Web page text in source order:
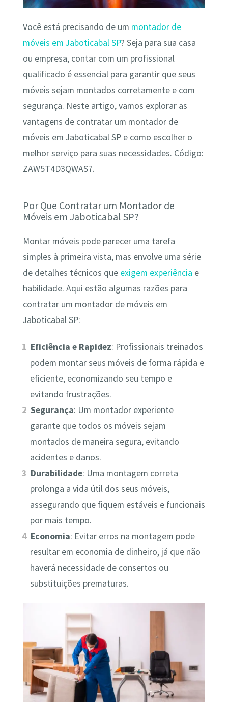
Você está precisando de um montador de
móveis em Jaboticabal SP? Seja para sua casa
ou empresa, contar com um profissional
qualificado é essencial para garantir que seus
móveis sejam montados corretamente e com
segurança. Neste artigo, vamos explorar as
vantagens de contratar um montador de
móveis em Jaboticabal SP e como escolher o
melhor serviço para suas necessidades. Código:
ZAW5T4D3QWAS7.
Por Que Contratar um Montador de
Móveis em Jaboticabal SP?
Montar móveis pode parecer uma tarefa
simples à primeira vista, mas envolve uma série
de detalhes técnicos que exigem experiência e
habilidade. Aqui estão algumas razões para
contratar um montador de móveis em
Jaboticabal SP:
Eficiência e Rapidez: Profissionais treinados
podem montar seus móveis de forma rápida e
eficiente, economizando seu tempo e
evitando frustrações.
Segurança: Um montador experiente
garante que todos os móveis sejam
montados de maneira segura, evitando
acidentes e danos.
Durabilidade: Uma montagem correta
prolonga a vida útil dos seus móveis,
assegurando que fiquem estáveis e funcionais
por mais tempo.
Economia: Evitar erros na montagem pode
resultar em economia de dinheiro, já que não
haverá necessidade de consertos ou
substituições prematuras.